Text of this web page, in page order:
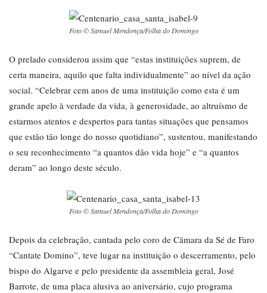
Foto © Samuel Mendonça/Folha do Domingo
O prelado considerou assim que “estas instituições suprem, de
certa maneira, aquilo que falta individualmente” ao nível da ação
social. “Celebrar cem anos de uma instituição como esta é um
grande apelo à verdade da vida, à generosidade, ao altruísmo de
estarmos atentos e despertos para tantas situações que pensamos
que estão tão longe do nosso quotidiano”, sustentou, manifestando
o seu reconhecimento “a quantos dão vida hoje” e “a quantos
deram” ao longo deste século.
Foto © Samuel Mendonça/Folha do Domingo
Depois da celebração, cantada pelo coro de Câmara da Sé de Faro
“Cantate Domino”, teve lugar na instituição o descerramento, pelo
bispo do Algarve e pelo presidente da assembleia geral, José
Barrote, de uma placa alusiva ao aniversário, cujo programa